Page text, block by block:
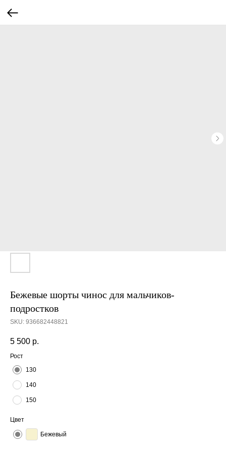
Бежевые шорты чинос для мальчиков-
подростков
SKU: 936682448821
5 500 р.
Рост
130
140
150
Цвет
Бежевый